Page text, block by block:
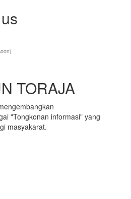
TORAJA
"Tongkonan informasi" yang
masyakarat.